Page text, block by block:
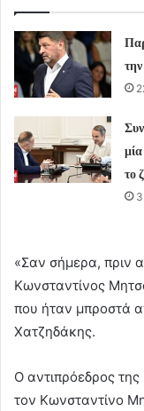
το
«Σαν σήμερα, πριν
Κωνσταντίνος
που ήταν μπροστά
Χατζηδάκης.
Ο αντιπρόεδρος
τον Κωνσταντίνο